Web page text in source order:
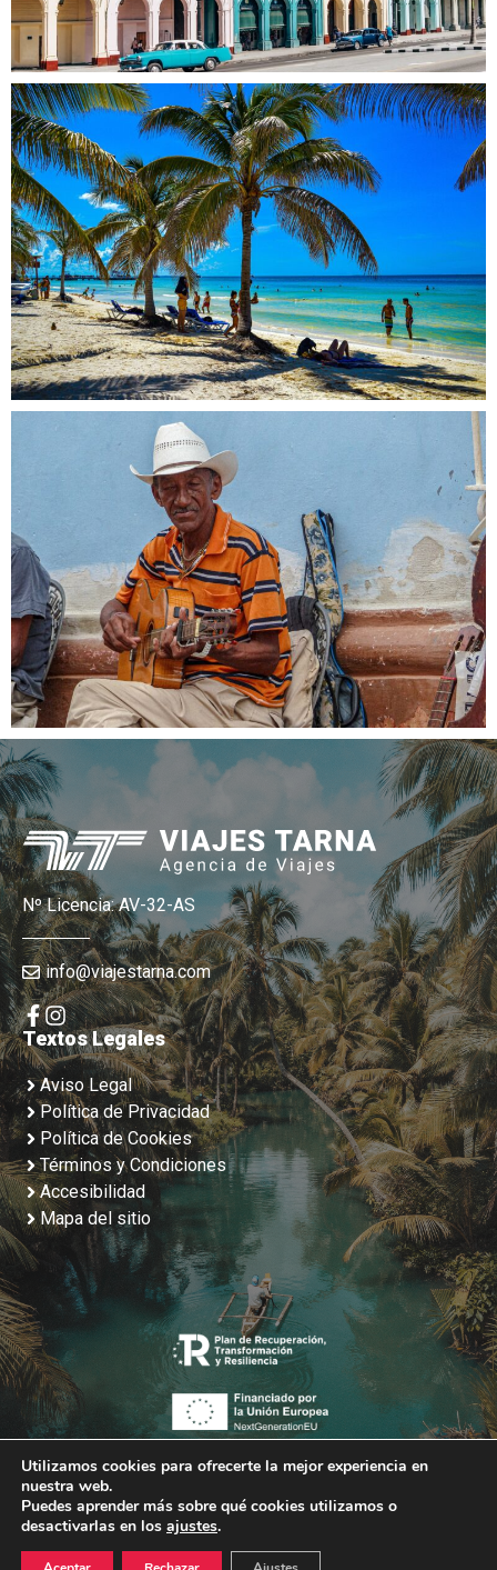
Nº Licencia: AV-32-AS
info@viajestarna.com
Textos Legales
Aviso Legal
Política de Privacidad
Política de Cookies
Términos y Condiciones
Accesibilidad
Mapa del sitio
Utilizamos cookies para ofrecerte la mejor experiencia en
nuestra web.
Puedes aprender más sobre qué cookies utilizamos o
desactivarlas en los ajustes.